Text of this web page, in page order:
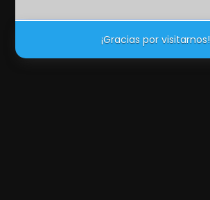
¡Gracias por visitarnos!